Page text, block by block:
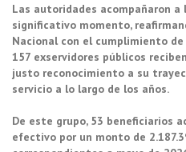
Las autoridades acompañaron
significativo momento,
Nacional con el cumplimiento
157 exservidores públicos
justo reconocimiento a su
servicio a lo largo de los años.
De este grupo, 53 beneficiarios
efectivo por un monto de